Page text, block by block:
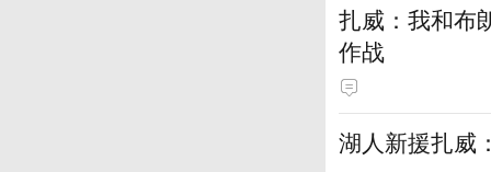
扎威：我和布
作战
湖人新援扎威